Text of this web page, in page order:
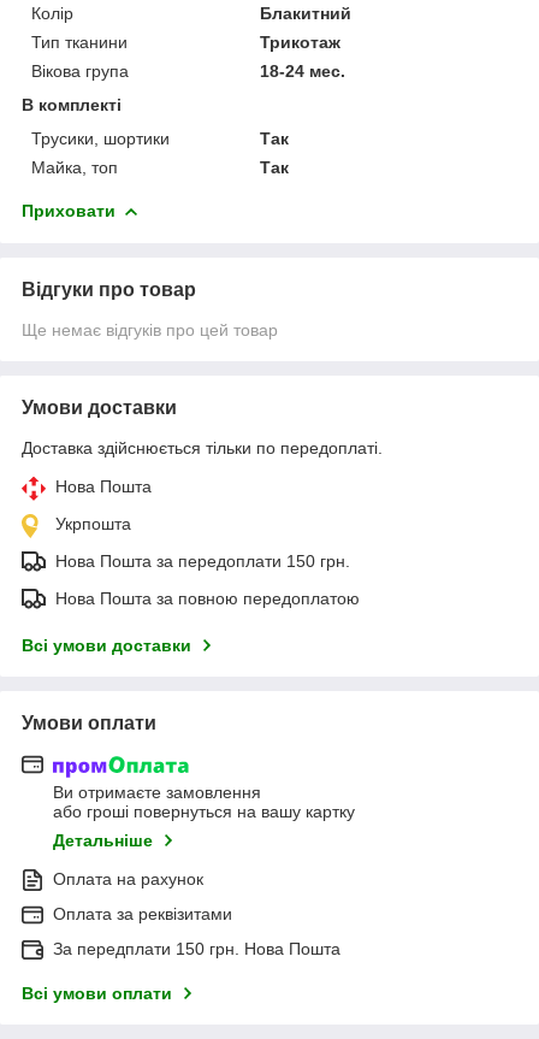
Колір
Блакитний
Тип тканини
Трикотаж
Вікова група
18-24 мес.
В комплекті
Трусики, шортики
Так
Майка, топ
Так
Приховати
Відгуки про товар
Ще немає відгуків про цей товар
Умови доставки
Доставка здійснюється тільки по передоплаті.
Нова Пошта
Укрпошта
Нова Пошта за передоплати 150 грн.
Нова Пошта за повною передоплатою
Всі умови доставки
Умови оплати
Ви отримаєте замовлення
або гроші повернуться на вашу картку
Детальніше
Оплата на рахунок
Оплата за реквізитами
За передплати 150 грн. Нова Пошта
Всі умови оплати